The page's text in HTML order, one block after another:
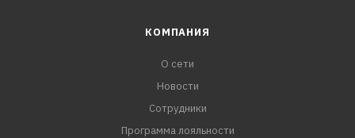
КОМПАНИЯ
О сети
Новости
Сотрудники
Программа лояльности